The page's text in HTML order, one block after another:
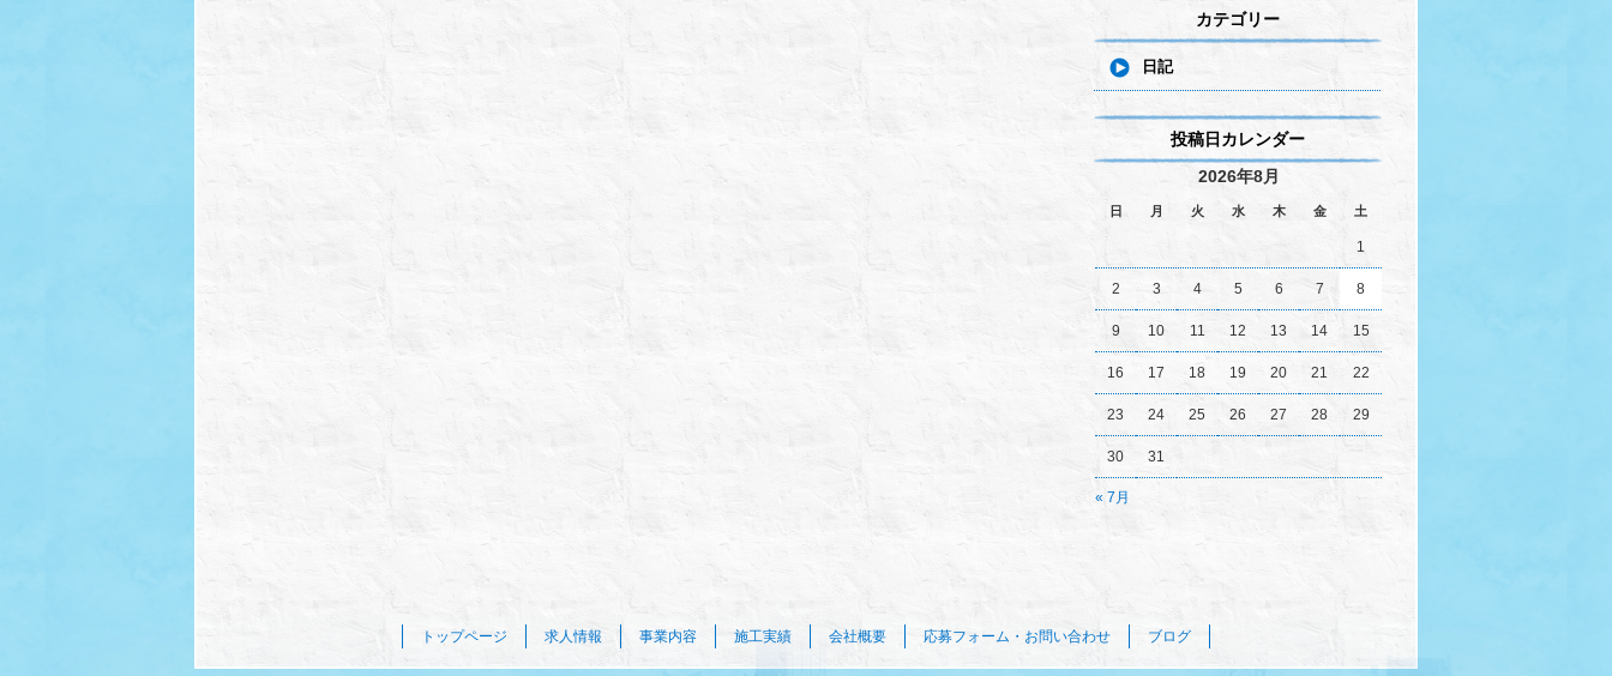
カテゴリー
日記
投稿日カレンダー
2026年8月
日 月 火 水 木 金 土
« 7月
1
2 3 4 5 6 7 8
9 10 11 12 13 14 15
16 17 18 19 20 21 22
23 24 25 26 27 28 29
30 31
トップページ 求人情報 事業内容 施工実績 会社概要 応募フォーム・お問い合わせ ブログ